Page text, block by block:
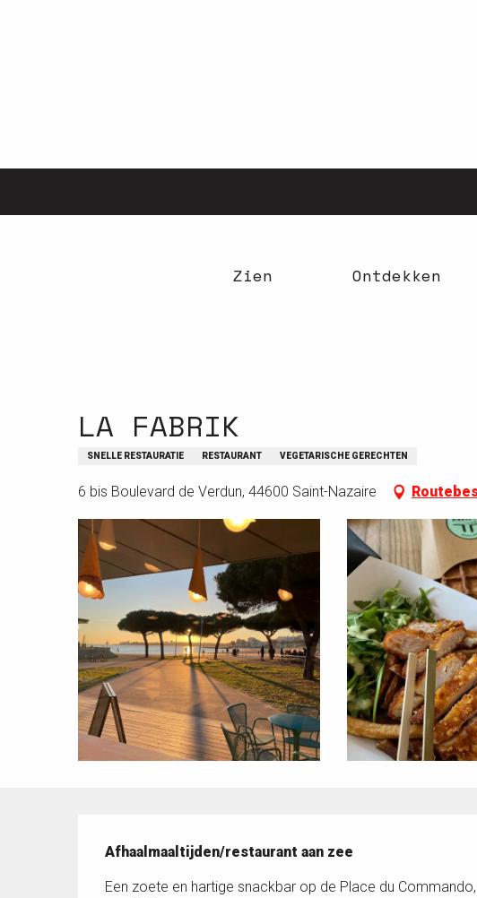
Zien Ontdekken
LA FABRIK
SNELLE RESTAURATIE RESTAURANT VEGETARISCHE GERECHTEN
6 bis Boulevard de Verdun, 44600 Saint-Nazaire
Afhaalmaaltijden/restaurant aan zee
Een zoete en hartige snackbar op de Place du